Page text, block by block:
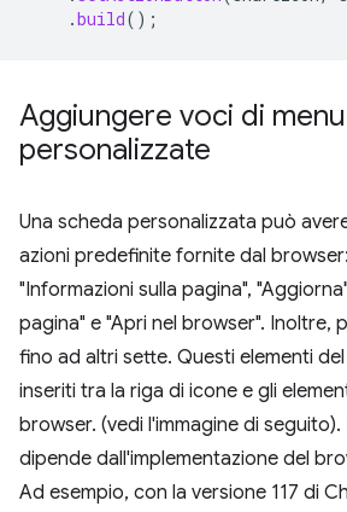
.build();
Aggiungere voci di menu
personalizzate
Una scheda personalizzata può
azioni predefinite fornite dal
"Informazioni sulla pagina",
pagina" e "Apri nel browser". Inoltre,
fino ad altri sette. Questi elementi
inseriti tra la riga di icone e gli
browser. (vedi l'immagine di
dipende dall'implementazione del
Ad esempio, con la versione 117 di